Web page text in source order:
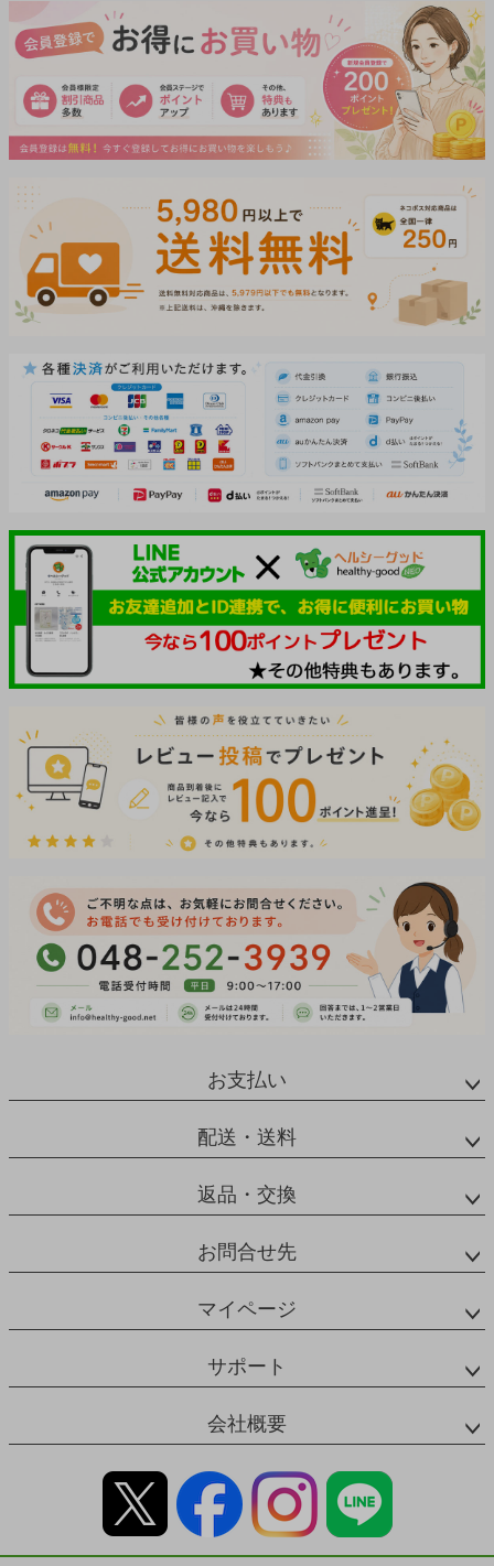
お支払い
配送・送料
返品・交換
お問合せ先
マイページ
サポート
会社概要